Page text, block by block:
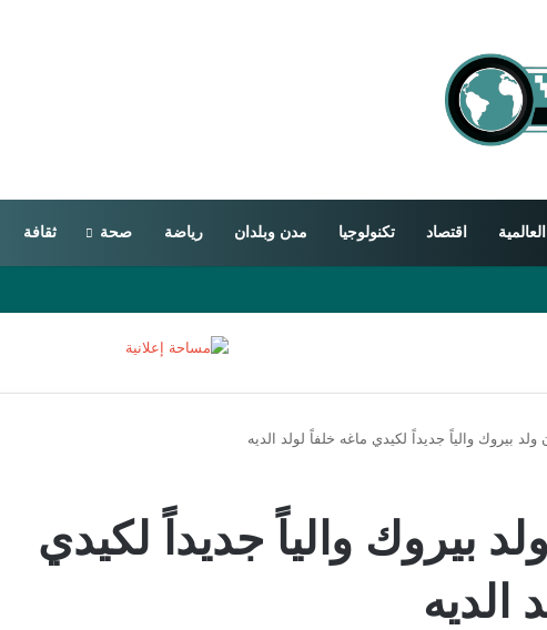
اقتصاد تكنولوجيا مدن وبلدان رياضة صحة ثقافة
بيروك والياً جديداً لكيدي ماغه خلفاً لولد الديه
بيروك والياً جديداً لكيدي
الديه